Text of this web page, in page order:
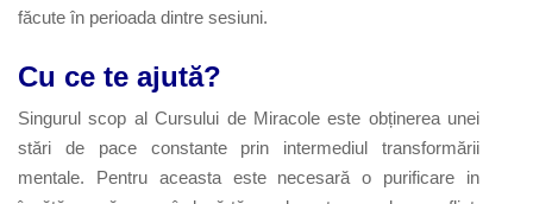
făcute în perioada dintre sesiuni.
Cu ce te ajută?
Singurul scop al Cursului de Miracole este obținerea unei
stări de pace constante prin intermediul transformării
mentale. Pentru aceasta este necesară o purificare in